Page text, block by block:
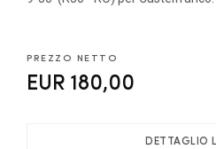
PREZZO NETTO
EUR 180,00
DETTAGLIO